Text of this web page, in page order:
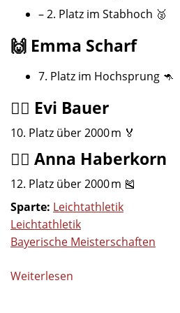
– 2. Platz im Stabhoch 🥈
🙌 Emma Scharf
7. Platz im Hochsprung 🦘
🏃‍♀️ Evi Bauer
10. Platz über 2000 m 🏅
🏃‍♀️ Anna Haberkorn
12. Platz über 2000 m 🎽
Sparte: Leichtathletik
Leichtathletik
Bayerische Meisterschaften
Weiterlesen